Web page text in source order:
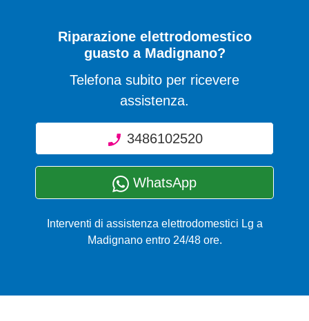
Riparazione elettrodomestico
guasto a Madignano?
Telefona subito per ricevere
assistenza.
3486102520
WhatsApp
Interventi di assistenza elettrodomestici Lg a
Madignano entro 24/48 ore.